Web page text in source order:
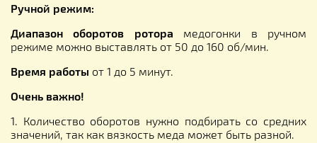
Ручной режим:
Диапазон оборотов ротора медогонки в ручном
режиме можно выставлять от 50 до 160 об/мин.
Время работы от 1 до 5 минут.
Очень важно!
1. Количество оборотов нужно подбирать со средних
значений, так как вязкость меда может быть разной.